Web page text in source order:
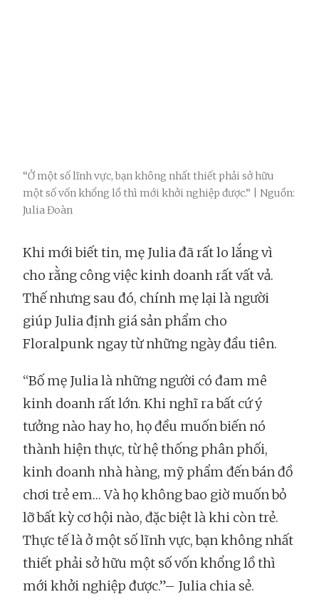
“Ở một số lĩnh vực, bạn không nhất thiết phải sở hữu
một số vốn khổng lồ thì mới khởi nghiệp được.” | Nguồn:
Julia Đoàn
Khi mới biết tin, mẹ Julia đã rất lo lắng vì
cho rằng công việc kinh doanh rất vất vả.
Thế nhưng sau đó, chính mẹ lại là người
giúp Julia định giá sản phẩm cho
Floralpunk ngay từ những ngày đầu tiên.
“Bố mẹ Julia là những người có đam mê
kinh doanh rất lớn. Khi nghĩ ra bất cứ ý
tưởng nào hay ho, họ đều muốn biến nó
thành hiện thực, từ hệ thống phân phối,
kinh doanh nhà hàng, mỹ phẩm đến bán đồ
chơi trẻ em… Và họ không bao giờ muốn bỏ
lỡ bất kỳ cơ hội nào, đặc biệt là khi còn trẻ.
Thực tế là ở một số lĩnh vực, bạn không nhất
thiết phải sở hữu một số vốn khổng lồ thì
mới khởi nghiệp được.”– Julia chia sẻ.